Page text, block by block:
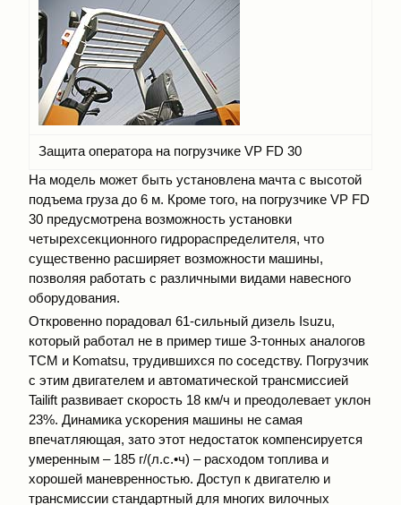
Защита оператора на погрузчике VP FD 30
На модель может быть установлена мачта с высотой
подъема груза до 6 м. Кроме того, на погрузчике VP FD
30 предусмотрена возможность установки
четырехсекционного гидрораспределителя, что
существенно расширяет возможности машины,
позволяя работать с различными видами навесного
оборудования.
Откровенно порадовал 61-сильный дизель Isuzu,
который работал не в пример тише 3-тонных аналогов
TCM и Komatsu, трудившихся по соседству. Погрузчик
с этим двигателем и автоматической трансмиссией
Tailift развивает скорость 18 км/ч и преодолевает уклон
23%. Динамика ускорения машины не самая
впечатляющая, зато этот недостаток компенсируется
умеренным – 185 г/(л.с.•ч) – расходом топлива и
хорошей маневренностью. Доступ к двигателю и
трансмиссии стандартный для многих вилочных